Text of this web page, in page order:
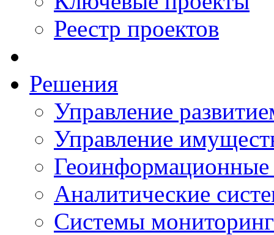
Реестр проектов
Решения
Управление
Управление
Аналитические
Системы